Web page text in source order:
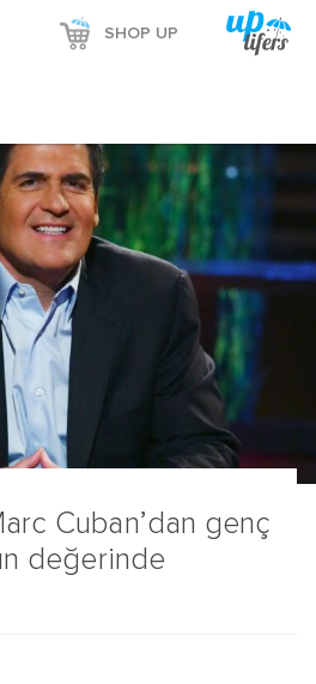
SHOP UP
Cuban’dan genç
değerinde